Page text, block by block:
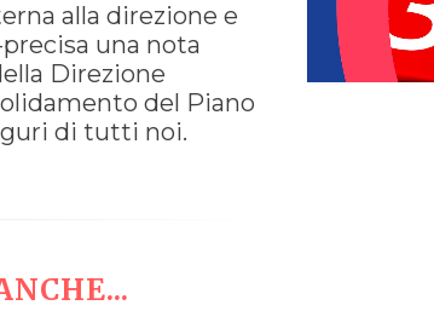
alla direzione e
una nota
Direzione
del Piano
di tutti noi.